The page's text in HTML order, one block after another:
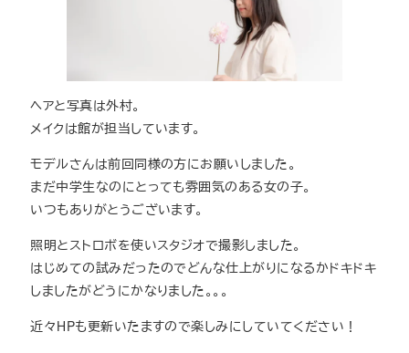
ヘアと写真は外村。
メイクは館が担当しています。
モデルさんは前回同様の方にお願いしました。
まだ中学生なのにとっても雰囲気のある女の子。
いつもありがとうございます。
照明とストロボを使いスタジオで撮影しました。
はじめての試みだったのでどんな仕上がりになるかドキドキ
しましたがどうにかなりました。。。
近々HPも更新いたますので楽しみにしていてください！